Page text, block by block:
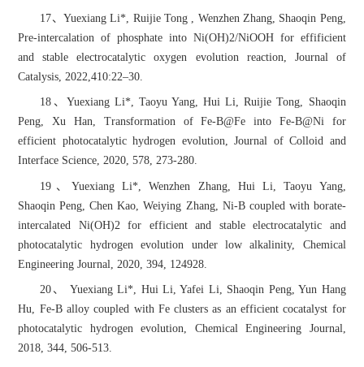
17、Yuexiang Li*, Ruijie Tong , Wenzhen Zhang, Shaoqin Peng,
Pre-intercalation of phosphate into Ni(OH)2/NiOOH for effificient
and stable electrocatalytic oxygen evolution reaction, Journal of
Catalysis, 2022,410:22–30.
18、Yuexiang Li*, Taoyu Yang, Hui Li, Ruijie Tong, Shaoqin
Peng, Xu Han, Transformation of Fe-B@Fe into Fe-B@Ni for
efficient photocatalytic hydrogen evolution, Journal of Colloid and
Interface Science, 2020, 578, 273-280.
19、Yuexiang Li*, Wenzhen Zhang, Hui Li, Taoyu Yang,
Shaoqin Peng, Chen Kao, Weiying Zhang, Ni-B coupled with borate-
intercalated Ni(OH)2 for efficient and stable electrocatalytic and
photocatalytic hydrogen evolution under low alkalinity, Chemical
Engineering Journal, 2020, 394, 124928.
20、 Yuexiang Li*, Hui Li, Yafei Li, Shaoqin Peng, Yun Hang
Hu, Fe-B alloy coupled with Fe clusters as an efficient cocatalyst for
photocatalytic hydrogen evolution, Chemical Engineering Journal,
2018, 344, 506-513.